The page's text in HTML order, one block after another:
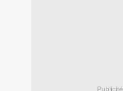
Publicité